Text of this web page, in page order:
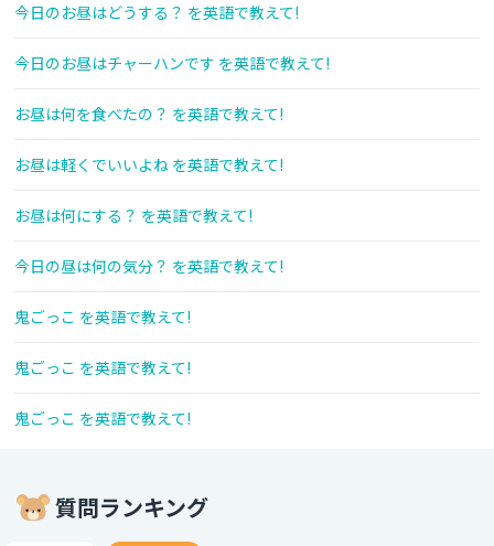
今日のお昼はどうする？ を英語で教えて!
今日のお昼はチャーハンです を英語で教えて!
お昼は何を食べたの？ を英語で教えて!
お昼は軽くでいいよね を英語で教えて!
お昼は何にする？ を英語で教えて!
今日の昼は何の気分？ を英語で教えて!
鬼ごっこ を英語で教えて!
鬼ごっこ を英語で教えて!
鬼ごっこ を英語で教えて!
質問ランキング